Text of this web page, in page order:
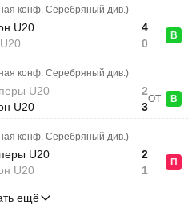
конф. Серебряный див.)
U20
4
0
В
конф. Серебряный див.)
U20
U20
2
3
ОТ В
конф. Серебряный див.)
U20
U20
2
1
П
ещё